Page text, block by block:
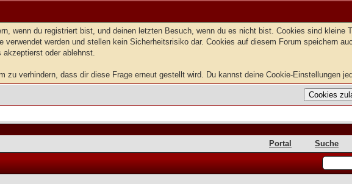
wenn du registriert bist, und deinen letzten Besuch, wenn du es nicht bist. Cookies sind kleine
werden und stellen kein Sicherheitsrisiko dar. Cookies auf diesem Forum speichern
oder ablehnst.
zu verhindern, dass dir diese Frage erneut gestellt wird. Du kannst deine Cookie-Einstellungen
Portal Suche